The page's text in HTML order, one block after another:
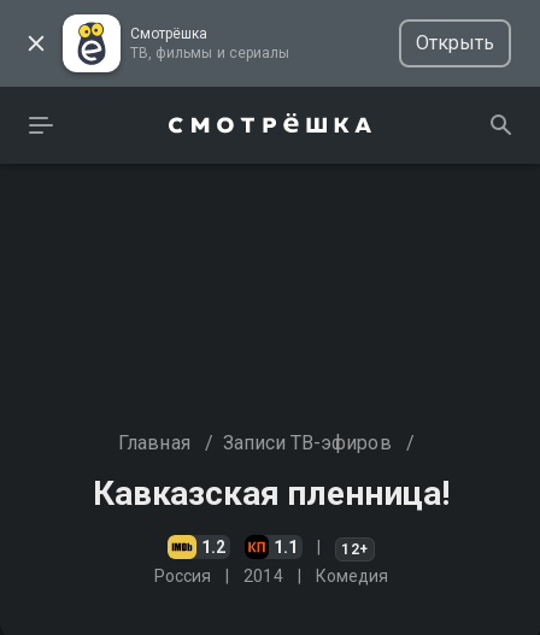
Смотрёшка
ТВ, фильмы и сериалы
Открыть
Главная / Записи ТВ-эфиров /
Кавказская пленница!
1.2 1.1 12+
Россия 2014 Комедия